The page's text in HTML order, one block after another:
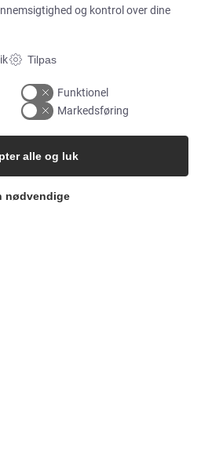
Solutions
Solutions
og kontrol over dine
Tilpas
Funktionel
Markedsføring
nødvendige
alle og luk